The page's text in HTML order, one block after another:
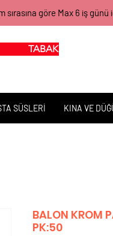
göre Max 6 iş
TABAK BARDAK
SÜSLERİ KINA VE
BALON KROM
PK:50